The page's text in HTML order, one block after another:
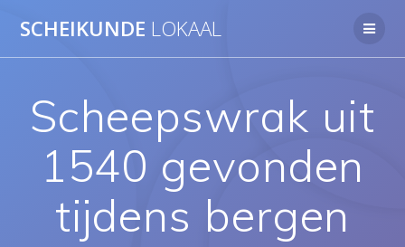
naar
SCHEIKUNDE LOKAAL
Scheepswrak uit
1540 gevonden
tijdens bergen